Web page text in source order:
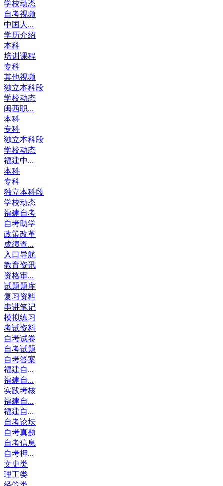
学校动态
自考视频
中国人...
学历介绍
本科
培训课程
专科
其他视频
独立本科段
学校动态
闽西职...
本科
专科
独立本科段
学校动态
福建中...
本科
专科
独立本科段
学校动态
福建自考
自考助学
政策改革
成绩查...
入口导航
教育资讯
资格审...
试题题库
复习资料
串讲笔记
模拟练习
考试资料
自考试卷
自考试题
自考答案
福建自...
福建自...
实践考核
福建自...
福建自...
自考论坛
自考真题
自考信息
自考押...
文史类
理工类